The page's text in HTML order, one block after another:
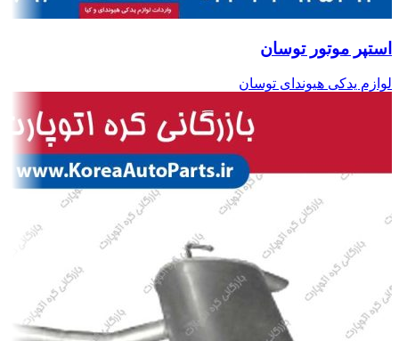
استپر موتور توسان
لوازم یدکی هیوندای توسان